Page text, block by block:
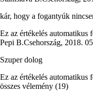
kár, hogy a fogantyúk
Ez az értékelés automatikus
Pepi B.Csehország, 2018.
Szuper dolog
Ez az értékelés automatikus
összes vélemény (19)